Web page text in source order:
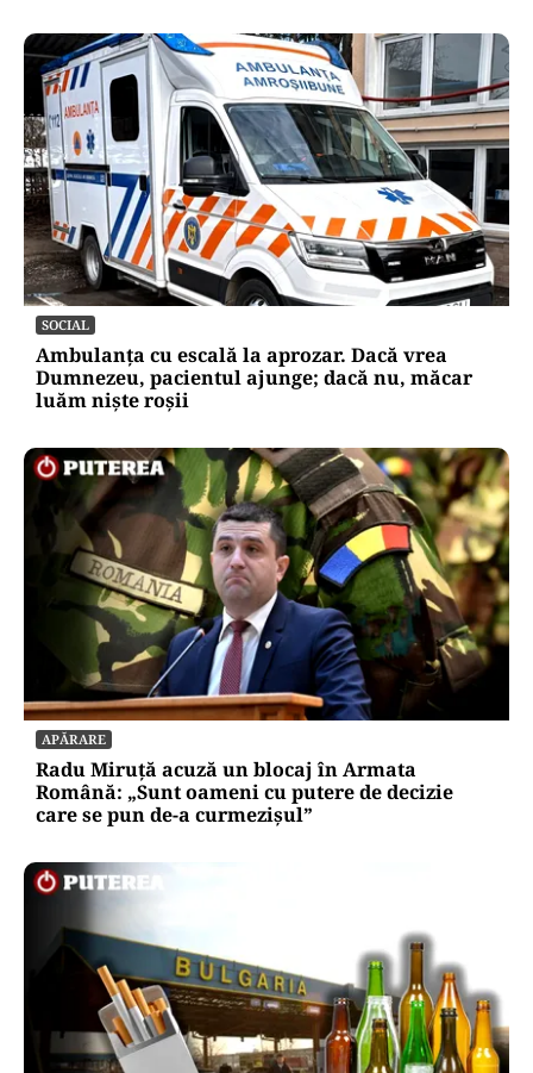
SOCIAL
Ambulanța cu escală la aprozar. Dacă vrea
Dumnezeu, pacientul ajunge; dacă nu, măcar
luăm niște roșii
APĂRARE
Radu Miruță acuză un blocaj în Armata
Română: „Sunt oameni cu putere de decizie
care se pun de-a curmezișul”